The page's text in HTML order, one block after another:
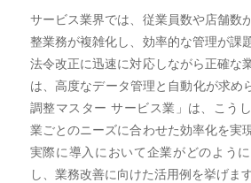
サービス業界では、従業員数や店舗数
整業務が複雑化し、効率的な管理が課
法令改正に迅速に対応しながら正確な
は、高度なデータ管理と自動化が求め
調整マスター サービス業」は、こう
業ごとのニーズに合わせた効率化を実
実際に導入において企業がどのよう
し、業務改善に向けた活用例を挙げます